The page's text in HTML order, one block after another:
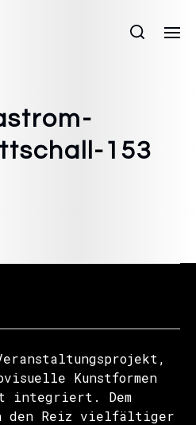
153
Kunstformen
integriert. Dem
den Reiz vielfältiger